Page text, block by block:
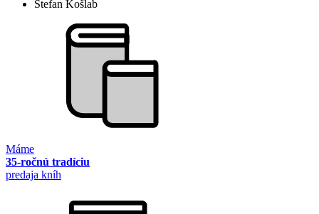
Štefan Košlab
Máme
35-ročnú tradíciu
predaja kníh